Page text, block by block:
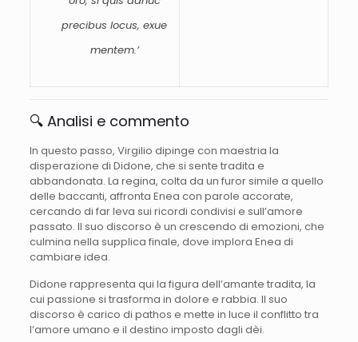
precibuslocus,exue
mentem.’
🔍 Analisi e commento
In questo passo, Virgilio dipinge con maestria la
disperazione di Didone, che si sente tradita e
abbandonata. La regina, colta da un furorsimile a quello
delle baccanti, affronta Enea con parole accorate,
cercando di farleva sui ricordi condivisi e sull’amore
passato. Il suo discorso è un crescendo di emozioni, che
culmina nella supplica finale, dove implora Enea di
cambiare idea.
Didone rappresenta qui la figura dell’amante tradita, la
cui passione si trasforma in dolore e rabbia. Il suo
discorso è carico di pathos e mette in luce il conflitto tra
l’amore umano e il destino imposto dagli dèi.